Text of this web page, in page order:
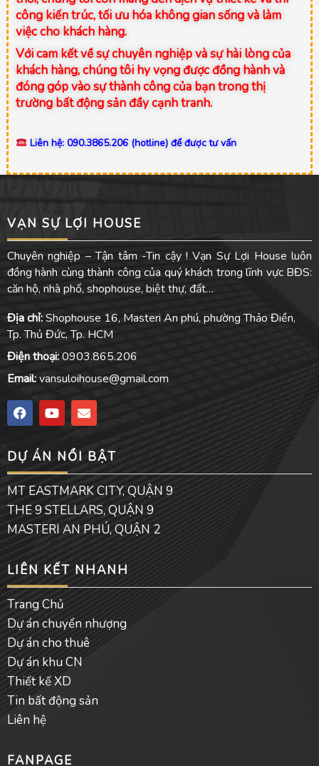
công kiến trúc, tối ưu hóa không gian sống và làm
việc cho khách hàng.
Với cam kết về sự chuyên nghiệp và sự hài lòng của
khách hàng, chúng tôi hy vọng được đồng hành và
đóng góp vào sự thành công của bạn trong thị
trường bất động sản đầy cạnh tranh.
Liên hệ: 090.3865.206 (hotline) để được tư vấn
VẠN SỰ LỢI HOUSE
Chuyên nghiệp – Tận tâm -Tin cậy ! Vạn Sự Lợi House luôn
đồng hành cùng thành công của quý khách trong lĩnh vực BĐS:
căn hộ, nhà phố, shophouse, biệt thự, đất…
Địa chỉ:Shophouse 16, Masteri An phú, phường Thảo Điền,
Tp. Thủ Đức, Tp. HCM
Điện thoại:0903.865.206
Email:vansuloihouse@gmail.com
F
a
c
b
o
o
k
Y
o
u
u
b
e
E
n
v
o
p
e
DỰ ÁN NỔI BẬT
MT EASTMARK CITY, QUẬN 9
THE 9 STELLARS, QUẬN 9
MASTERI AN PHÚ, QUẬN 2
LIÊN KẾT NHANH
Trang Chủ
Dự án chuyển nhượng
Dự án cho thuê
Dự án khu CN
Thiết kế XD
Tin bất động sản
Liên hệ
FANPAGE